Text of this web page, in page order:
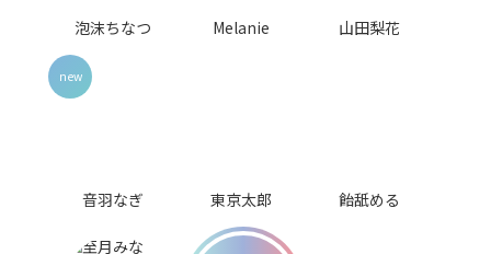
泡沫ちなつ Melanie 山田梨花
音羽なぎ 東京太郎 飴舐める